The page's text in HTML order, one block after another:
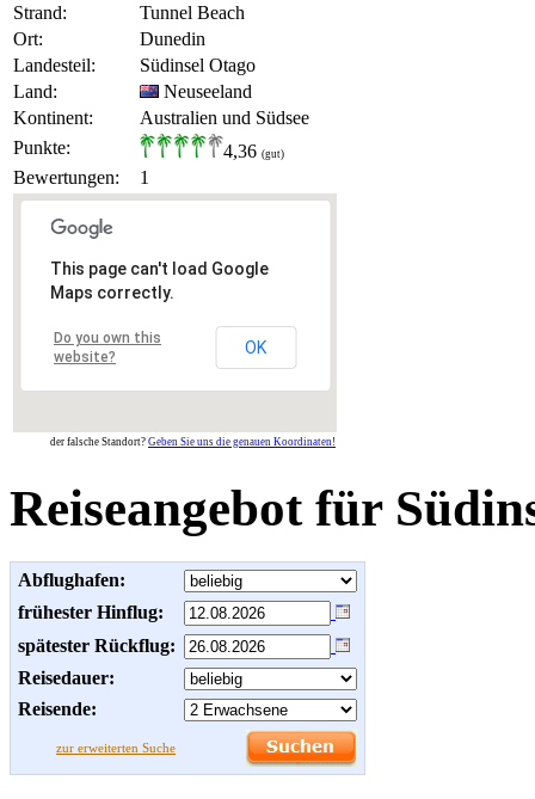
Strand:
Tunnel Beach
Ort:
Dunedin
Landesteil:
Südinsel Otago
Land:
Neuseeland
Kontinent:
Australien und Südsee
Punkte:
4,36 (gut)
Bewertungen: 1
This page can't load Google
Maps correctly.
Do you own this
website?
OK
der falsche Standort? Geben Sie uns die genauen Koordinaten!
Reiseangebot für
Abflughafen:
frühester Hinflug:
spätester Rückflug:
Reisedauer:
Reisende:
zur erweiterten Suche